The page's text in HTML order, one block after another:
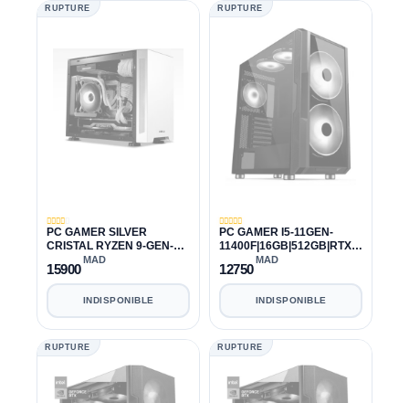
RUPTURE
PC GAMER SILVER
CRISTAL RYZEN 9-GEN-3
3950X|32GB|1TB|RTX 3070
15900
MAD
INDISPONIBLE
RUPTURE
PC GAMER I5-11GEN-
11400F|16GB|512GB|RTX
3070 TI 8GB
12750
MAD
INDISPONIBLE
RUPTURE RUPTURE